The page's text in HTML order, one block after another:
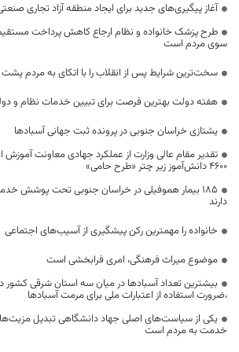
آغاز پیگیری‌های جدید برای ایجاد منطقه آزاد تجاری
طرح پزشک خانواده و نظام ارجاع کاهش پرداخت
سوی مردم است
سخت‌ترین شرایط پس از انقلاب را با اتکای به مردم
هفته دولت بهترین فرصت برای تبیین خدمات نظام و
یشتازی خراسان جنوبی در پرونده ثبت جهانی آسبادها
تقدیر مقام عالی وزارت از عملکرد جهادی معاونت
۴۶۰۰ دانش‌آموز زیر چتر «طرح حامی»
۱۸۵ بیمار هموفیلی در خراسان جنوبی تحت پوشش
دارند
خانواده را مهمترین رکن پیشگیری از آسیب‌های اجتماعی
موضوع میراث فرهنگی، امری فرابخشی است
بیشترین تعداد آسبادها در میان سه استان شرقی کشور
،ضرورت استفاده از اعتبارات ملی برای مرمت آسبادها
یکی از سیاست‌های اصلی جهاد دانشگاهی تبدیل
خدمت به مردم است